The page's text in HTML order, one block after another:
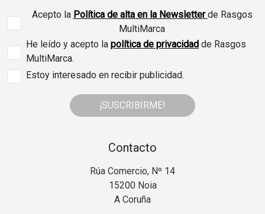
Acepto la Política de alta en la Newsletterde Rasgos
MultiMarca
He leído y acepto la política de privacidad de Rasgos
MultiMarca.
Estoy interesado en recibir publicidad.
¡SUSCRIBIRME!
Contacto
Rúa Comercio, Nº 14
15200 Noia
A Coruña